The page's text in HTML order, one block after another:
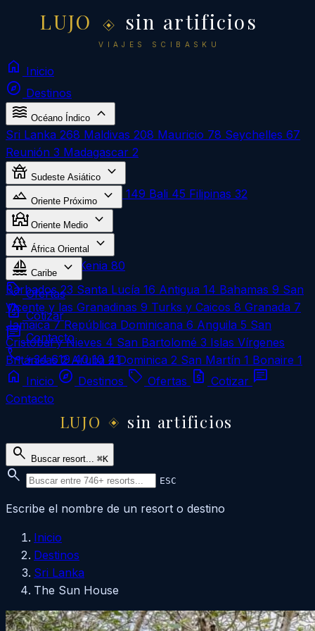
LUJO sin artificios
VIAJES SCIBASKU
home Inicio
explore Destinos
waves Océano Índico expand_more
Sri Lanka 268 Maldivas 208 Mauricio 78 Seychelles 67
Reunión 3 Madagascar 2
temple_buddhist Sudeste Asiático expand_more
Vietnam 270 Tailandia 149 Bali 45 Filipinas 32
landscape Oriente Próximo expand_more
Egipto
mosque Oriente Medio expand_more
Omán 1
forest África Oriental expand_more
Zanzíbar 183 Kenia 80
sailing Caribe expand_more
Barbados 23 Santa Lucía 16 Antigua 14 Bahamas 9 San
Vicente y las Granadinas 9 Turks y Caicos 8 Granada 7
Jamaica 7 República Dominicana 6 Anguila 5 San
Cristóbal y Nieves 4 San Bartolomé 3 Islas Vírgenes
Británicas 2 Aruba 2 Dominica 2 San Martín 1 Bonaire 1
local_offer Ofertas
request_quote Cotizar
chat Contacto
call +34 619 40 10 41
home Inicio explore Destinos local_offer Ofertas request_quote Cotizar chat
Contacto
LUJO sin artificios
search Buscar resort... ⌘K
search ESC
Escribe el nombre de un resort o destino
Inicio
Destinos
Sri Lanka
The Sun House